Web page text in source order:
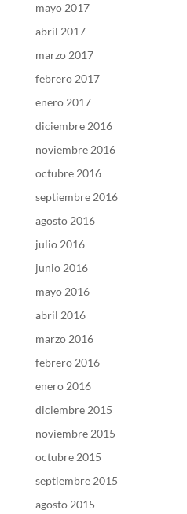
mayo 2017
abril 2017
marzo 2017
febrero 2017
enero 2017
diciembre 2016
noviembre 2016
octubre 2016
septiembre 2016
agosto 2016
julio 2016
junio 2016
mayo 2016
abril 2016
marzo 2016
febrero 2016
enero 2016
diciembre 2015
noviembre 2015
octubre 2015
septiembre 2015
agosto 2015